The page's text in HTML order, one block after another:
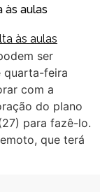
às aulas
ser
quarta-feira
com a
do plano
para fazê-lo.
que terá